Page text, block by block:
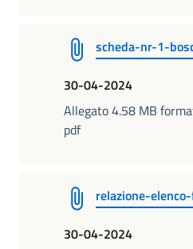
scheda-nr-1-
30-04-2024
Allegato 4.58 MB
pdf
relazione-
30-04-2024